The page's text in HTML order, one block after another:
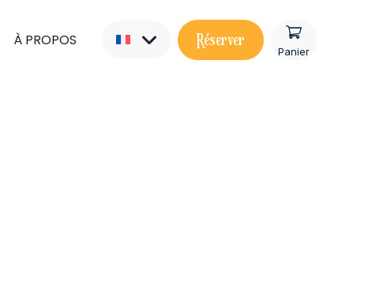
À PROPOS Réserver
Panier